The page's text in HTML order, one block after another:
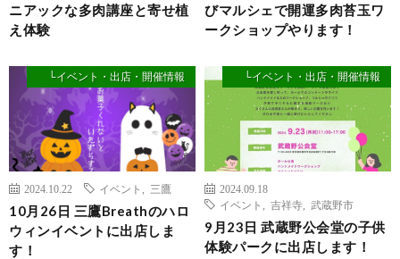
ニアックな多肉講座と寄せ植
え体験
びマルシェで開運多肉苔玉ワ
ークショップやります！
└イベント・出店・開催情報
2024.10.22 イベント 三鷹
10月26日 三鷹Breathのハロ
ウィンイベントに出店しま
す！
└イベント・出店・開催情報
2024.09.18
イベント
吉祥寺 武蔵野市
9月23日 武蔵野公会堂の子供
体験パークに出店します！